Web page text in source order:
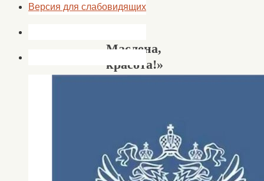
Маслена,
красота!»
Новости
новости
Кап.
Версия для слабовидящих